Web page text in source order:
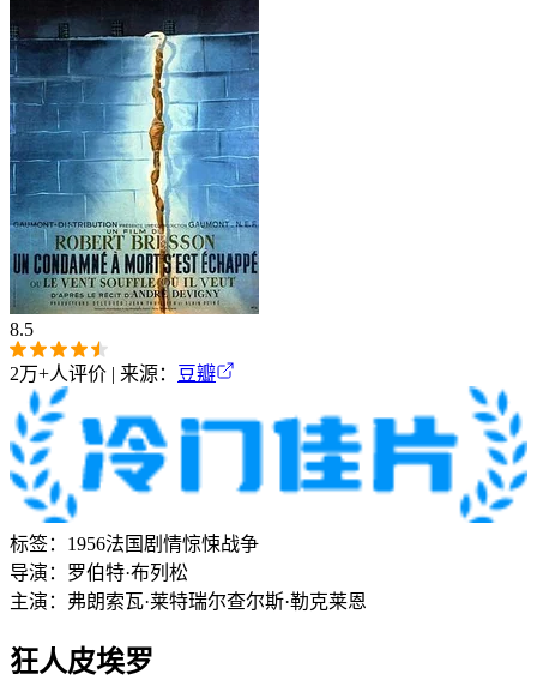
8.5
2万+人评价 | 来源： 豆瓣
标签： 1956法国 剧情惊悚战争
导演： 罗伯特·布列松
主演： 弗朗索瓦·莱特瑞尔查尔斯·勒克莱恩
狂人皮埃罗